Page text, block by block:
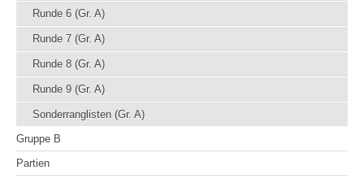
Runde 6 (Gr. A)
Runde 7 (Gr. A)
Runde 8 (Gr. A)
Runde 9 (Gr. A)
Sonderranglisten (Gr. A)
Gruppe B
Partien